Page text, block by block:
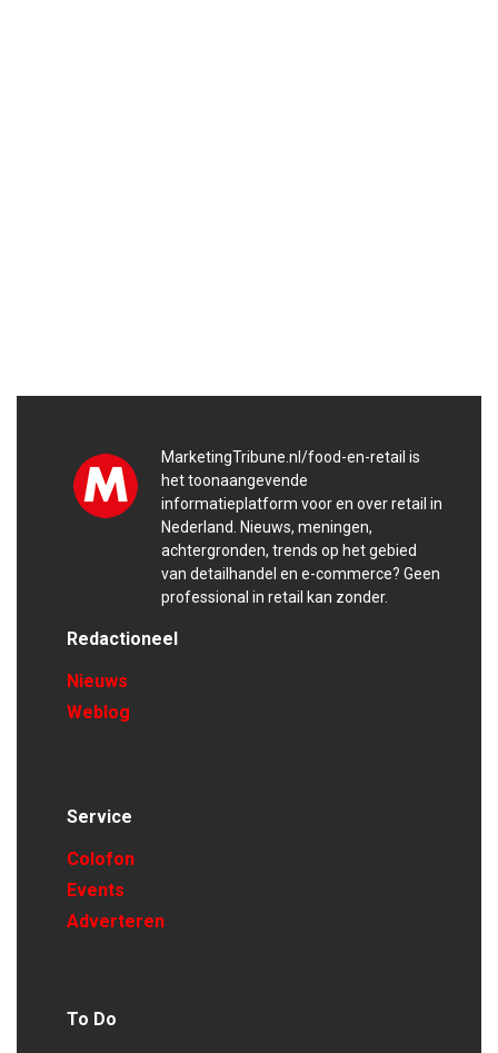
MarketingTribune.nl/food-en-retail is
het toonaangevende
informatieplatform voor en over retail in
Nederland. Nieuws, meningen,
achtergronden, trends op het gebied
van detailhandel en e-commerce? Geen
professional in retail kan zonder.
Redactioneel
Nieuws
Weblog
Service
Colofon
Events
Adverteren
To Do